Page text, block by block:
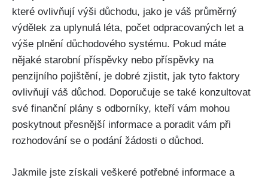
které ovlivňují výši důchodu, jako je váš průměrný
výdělek za uplynulá léta, počet odpracovaných let a
výše plnění důchodového systému. Pokud máte
nějaké starobní příspěvky nebo příspěvky na
penzijního pojištění, je dobré zjistit, jak tyto faktory
ovlivňují váš důchod. Doporučuje se také konzultovat
své finanční plány s odborníky, kteří vám mohou
poskytnout přesnější informace a poradit vám při
rozhodování se o podání žádosti o důchod.
Jakmile jste získali veškeré potřebné informace a